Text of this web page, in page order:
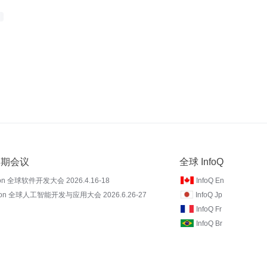
会议
全球软件开发大会 2026.4.16-18
全球人工智能开发与应用大会 2026.6.26-27
全球 InfoQ
InfoQ En
InfoQ Jp
InfoQ Fr
InfoQ Br